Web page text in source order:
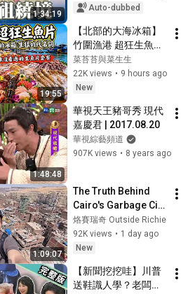
1:34:19
Chung-Yin breaks
...
Auto-dubbed
19:55
【北部的大海冰箱】
竹圍漁港 超狂生魚片
海鮮全餐
菜苔苔與菜生生
22K views • 9 hours ago
New
1:48:48
華視天王豬哥秀 現代
嘉慶君 | 2017.08.20
華視綜藝頻道
907K views • 8 years ago
1:09:07
The Truth Behind
Cairo's Garbage City
🇪🇬
烙賽瑞奇 Outside Richie
92K views • 1 day ago
New
【新聞挖挖哇】川普
送鞋識人學？老闆買